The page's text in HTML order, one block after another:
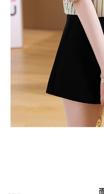
國家/地區配送